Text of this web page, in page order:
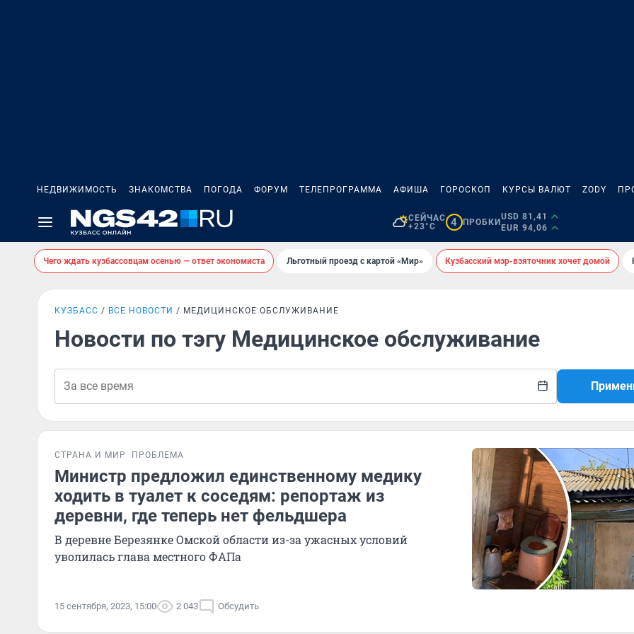
НЕДВИЖИМОСТЬ ЗНАКОМСТВА ПОГОДА ФОРУМ ТЕЛЕПРОГРАММА АФИША ГОРОСКОП КУРСЫ ВАЛЮТ ZODY
СЕЙЧАС
+23°C
4 ПРОБКИ
USD 81,41
EUR 94,06
Чего ждать кузбассовцам осенью — ответ экономиста Льготный проезд с картой «Мир» Кузбасский мэр-взяточник хочет домой
КУЗБАСС ВСЕ НОВОСТИ МЕДИЦИНСКОЕ ОБСЛУЖИВАНИЕ
Новости по тэгу Медицинское обслуживание
СТРАНА И МИР ПРОБЛЕМА
Министр предложил единственному медику
ходить в туалет к соседям: репортаж из
деревни, где теперь нет фельдшера
В деревне Березянке Омской области из-за ужасных условий
уволилась глава местного ФАПа
15 сентября, 2023, 15:00 2 043 Обсудить